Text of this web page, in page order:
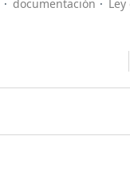
documentación